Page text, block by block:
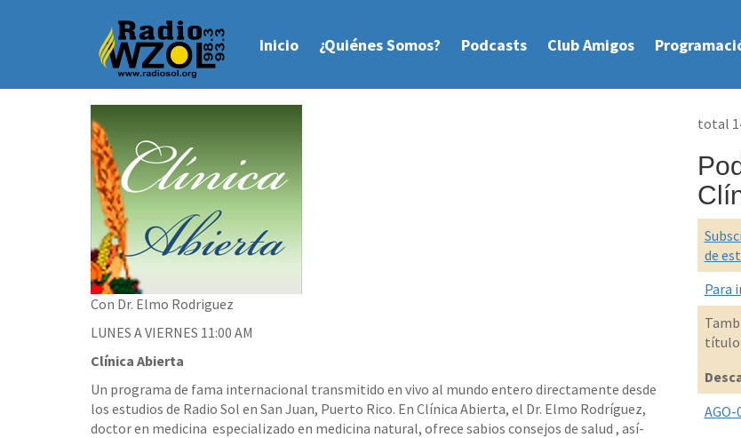
Inicio ¿Quiénes Somos? Podcasts Club Amigos
Con Dr. Elmo Rodriguez
LUNES A VIERNES 11:00 AM
Clí­nica Abierta
Un programa de fama internacional transmitido en vivo al mundo entero directamente desde
los estudios de Radio Sol en San Juan, Puerto Rico. En Clí­nica Abierta, el Dr. Elmo Rodrí­guez,
doctor en medicina especializado en medicina natural, ofrece sabios consejos de salud , así­
total
de
Para
título